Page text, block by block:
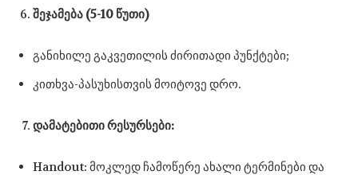
შეჯამება (5-10 წუთი)
განიხილე გაკვეთილის ძირითადი პუნქტები;
კითხვა-პასუხისთვის მოიტოვე დრო.
დამატებითი რესურსები:
Handout: მოკლედ ჩამოწერე ახალი ტერმინები და